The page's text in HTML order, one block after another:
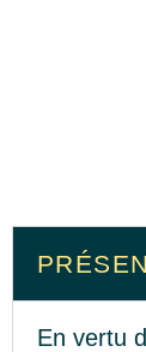
En vertu